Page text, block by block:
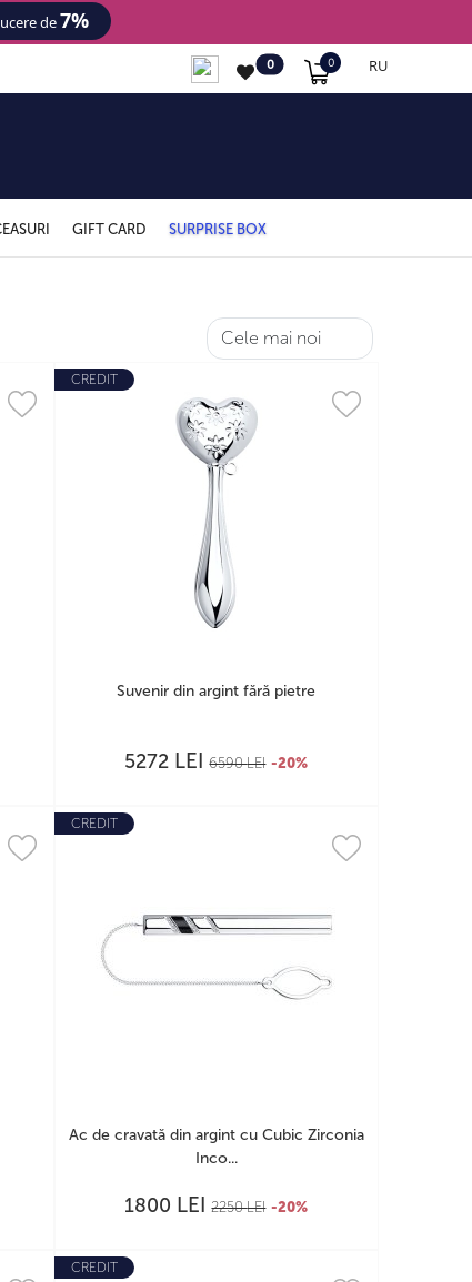
de7%
RU
0 0
GIFT CARD SURPRISE BOX
CREDIT
Suvenir din argint fără pietre
5272 LEI 6590LEI -20%
CREDIT
Ac de cravată din argint cu Cubic Zirconia
Inco...
1800 LEI 2250LEI -20%
CREDIT